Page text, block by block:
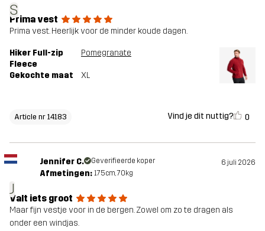
S
Prima vest
Prima vest. Heerlijk voor de minder koude dagen.
Hiker Full-zip
Fleece
Pomegranate
Gekochte maat XL
Article nr 14183 Vind je dit nuttig? 0
J
Jennifer C. Geverifieerde koper 6 juli 2026
Afmetingen: 175cm, 70kg
Valt iets groot
Maar fijn vestje voor in de bergen. Zowel om zo te dragen als
onder een windjas.